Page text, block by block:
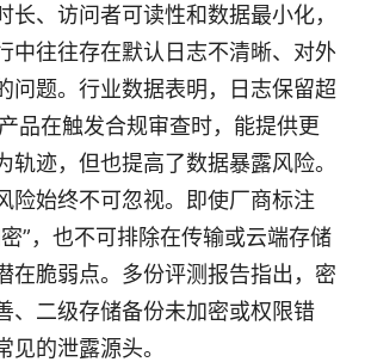
长、访问者可读性和数据最小化，
中往往存在默认日志不清晰、对外
问题。行业数据表明，日志保留超
品在触发合规审查时，能提供更
轨迹，但也提高了数据暴露风险。
险始终不可忽视。即使厂商标注
”，也不可排除在传输或云端存储
在脆弱点。多份评测报告指出，密
、二级存储备份未加密或权限错
见的泄露源头。